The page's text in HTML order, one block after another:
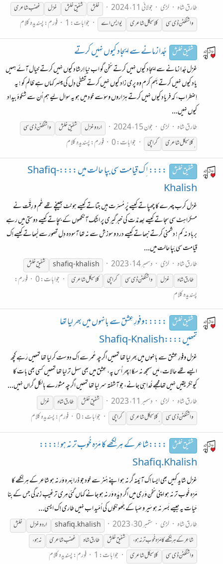
طارق شاہ
لڑی جولائی 11، 2024 خلش شفیقخلش غزل
غضب شاعری
واشنگٹن ڈی سی
کلاسیکل شاعری یو ایس اے جوابات: 1 فورم:پسندیدہ کلام
شفیق خلش جُدا زمانے سے ایجاد کیوں نہیں کرتے
غزل جُدا زمانے سے ایجاد کیوں نہیں کرتے سُخن گو اب نیا اِرشاد کیوں نہیں کرتے خیال آئے ہمیں
یاد کیوں نہیں کرتے بَہَم کرَم وہ پری زاد کیوں نہیں کرتے تَشفّی دِل کی میسّر کہاں ہے ظالم کو ! یہ
اِضطراب، کہ فریاد کیوں نہیں کرتے ہزاروں وسوَسے خود میں ہو یہ سوال لیے ہم اُن سے شکوۂ بیداد
کیوں نہیں...
طارق شاہ
لڑی جون 15، 2024 اردو غزل شفیقخلش
واشنگٹن ڈی سی
ٍکلاسیکل شاعری
کراچی جوابات: 0 فورم:پسندیدہ کلام
شفیق خلش
::::۱ِک قیامت سی بپا حالت میں ::::Shafiq-
Khalish
غزل کرب چہرے کا چھپاتے کیسے پُر مُسرّت ہیں جتاتے کیسے ہونٹ بھینچے تھے غَم و رِقَّت نے
مسکراہٹ سی سجاتے کیسے بعد مُدّت کی خبرگیری پر اشک آنکھوں کے بچاتے کیسے دوستی میں رہے
برباد نہ کم ! دشمنی کرتے نبھاتے کیسے درد و سوزش سے نہ تھا آسودہ دِل تصور سے لُبھاتے کیسے اِک
قیامت سی بَپا حالت میں...
طارق شاہ
لڑی دسمبر 14، 2023 shafiq-khalish شفیقخلش
طارق شاہ
غزل واشنگٹن ڈی سی کراچی کلاسیکل شاعری جوابات: 0
فورم:
پسندیدہ کلام
شفیق خلش :::::وفورِ عِشق سے بانہوں میں بھر لیا تھا
تمھیں::::Shafiq-Knalish
غزل وفورِ عِشق سے بانہوں میں بھر لیا تھا تمھیں اگرچہ عُمر سے اِک دوست کر لیا تھا تمھیں رَہے کچھ
ایسے تھے حالات، مَیں سمجھ نہ سکا! پِھر اُس پہ، عِشق میں بھی سہل تر لیا تھا تمھیں کسی بھی بات کا
کیونکر یقیں نہیں تھا مجھے خُدا ہی جانے، جو آشفتہ سر لیا تھا تمھیں اگرچہ مشورے بالکل گراں نہیں...
طارق شاہ
لڑی دسمبر 11، 2023 شفیقخلش طارق شاہ
غزل
واشنگٹن ڈی سی
ٍکلاسیکل شاعری کراچی جوابات: 0 فورم:پسندیدہ کلام
شفیق خلش ::::شاعِر کے ہر لِکھے کا مَزہ خُوب تر نہ ہو !::::
Shafiq.Khalish
غزل شاید کہِیں بھی ایسا اِک آئینہ گر نہ ہو اپنے ہُنر سے خود جو ذرا بَہرہ وَر نہ ہو شاعِر کے ہر لِکھے کا
مَزہ خُوب تر نہ ہو اپنی سُخن وَرِی میں اگر دِیدَہ وَر نہ ہو جانے کہاں گئی مِری ترغِیبِ زندگی جس کے بِنا
حَیات یہ جیسے بَسر نہ ہو سَیر و صَبا کے جَھونکوں کی اُمّید اب نہیں طاری اِک ایسی...
طارق شاہ
لڑی ستمبر 30، 2023 shafiq.khalish اردو غزل
خلش
شاعِر کے ہر لِکھے کا مَزہ خُوب تر نہ ہو،
شفیقخلش طارق شاہ غضب شاعری
نہ ہو،
واشنگٹن ڈی سی
کلاسیکل شاعری جوابات: 1 فورم:پسندیدہ کلام